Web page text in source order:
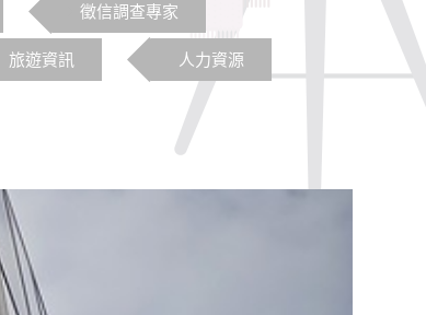
徵信調查專家
旅遊資訊 人力資源